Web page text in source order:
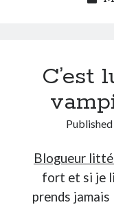
Derniers articles
Municipales 2026 :
A quand une véritable
Lyon ?
Comment je vis ma vie
C’est
Blogueur
fort et si je
prends